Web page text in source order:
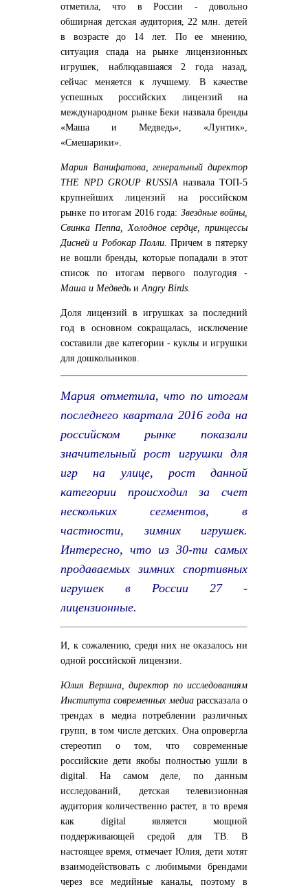
отметила, что в России - довольно
обширная детская аудитория, 22 млн. детей
в возрасте до 14 лет. По ее мнению,
ситуация спада на рынке лицензионных
игрушек, наблюдавшаяся 2 года назад,
сейчас меняется к лучшему. В качестве
успешных российских лицензий на
международном рынке Беки назвала бренды
«Маша и Медведь», «Лунтик»,
«Смешарики».
Мария Ванифатова, генеральный директор
THE NPD GROUP RUSSIA назвала ТОП-5
крупнейших лицензий на российском
рынке по итогам 2016 года: Звездные войны,
Свинка Пеппа, Холодное сердце, принцессы
Дисней и Робокар Полли.Причем в пятерку
не вошли бренды, которые попадали в этот
список по итогам первого полугодия -
Маша и Медведь и Angry Birds.
Доля лицензий в игрушках за последний
год в основном сокращалась, исключение
составили две категории - куклы и игрушки
для дошкольников.
Мария отметила, что по итогам
последнего квартала 2016 года на
российском рынке показали
значительный рост игрушки для
игр на улице, рост данной
категории происходил за счет
нескольких сегментов, в
частности, зимних игрушек.
Интересно, что из 30-ти самых
продаваемых зимних спортивных
игрушек в России 27 -
лицензионные.
И, к сожалению, среди них не оказалось ни
одной российской лицензии.
Юлия Верлина, директор по исследованиям
Института современных медиа рассказала о
трендах в медиа потреблении различных
групп, в том числе детских. Она опровергла
стереотип о том, что современные
российские дети якобы полностью ушли в
digital. На самом деле, по данным
исследований, детская телевизионная
аудитория количественно растет, в то время
как digital является мощной
поддерживающей средой для ТВ. В
настоящее время, отмечает Юлия, дети хотят
взаимодействовать с любимыми брендами
через все медийные каналы, поэтому в